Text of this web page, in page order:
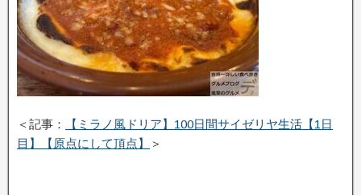
＜記事：
【ミラノ風ドリア】100日間サイゼリヤ生活【1日
目】【原点にして頂点】
＞